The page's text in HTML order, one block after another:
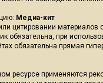
Медиа-кит
цитировании материалов
обязательна, при
обязательна прямая
ресурсе применяются